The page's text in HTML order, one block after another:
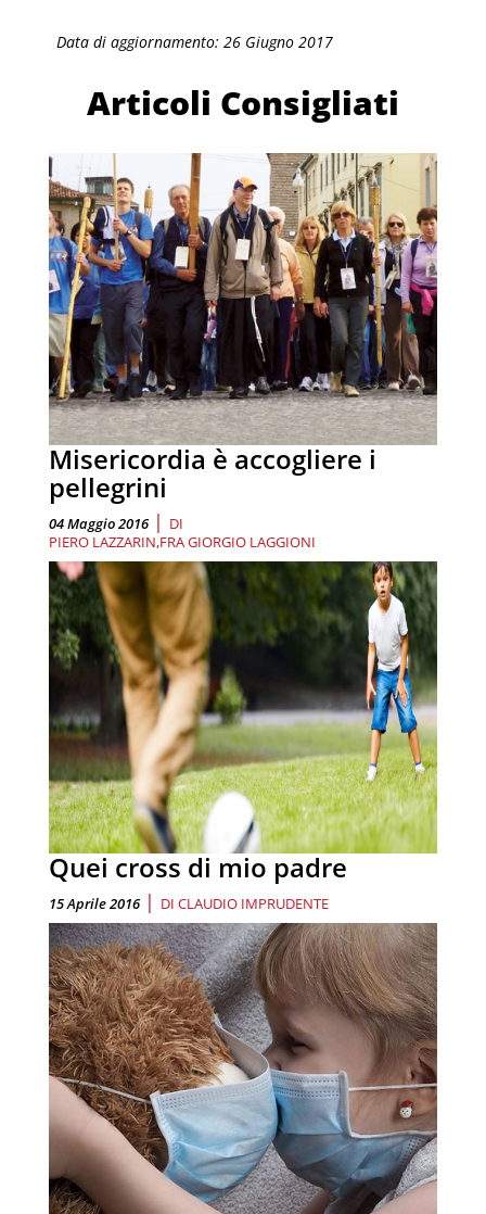
Data di aggiornamento: 26 Giugno 2017
Articoli Consigliati
Misericordia è accogliere i
pellegrini
04 Maggio 2016 | DI
PIERO LAZZARIN FRA GIORGIO LAGGIONI
Quei cross di mio padre
15 Aprile 2016 | DI CLAUDIO IMPRUDENTE